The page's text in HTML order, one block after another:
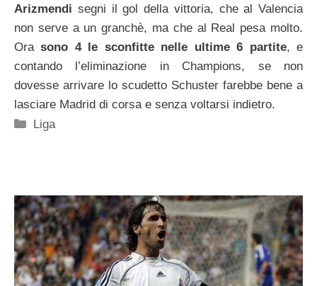
Arizmendi segni il gol della vittoria, che al Valencia
non serve a un granchè, ma che al Real pesa molto.
Orasono 4 le sconfitte nelle ultime 6 partite, e
contando l’eliminazione in Champions, se non
dovesse arrivare lo scudetto Schuster farebbe bene a
lasciare Madrid di corsa e senza voltarsi indietro.
Categorie
Liga